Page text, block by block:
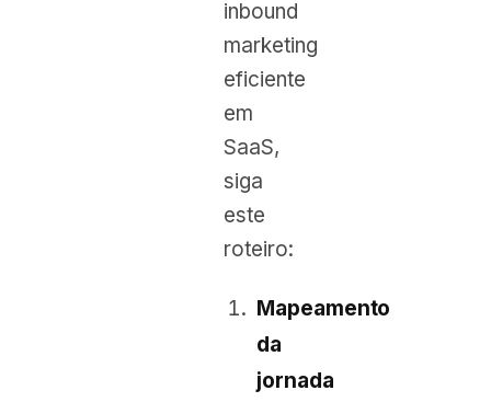
inbound
marketing
eficiente
em
SaaS,
siga
este
roteiro:
Mapeamento
da
jornada